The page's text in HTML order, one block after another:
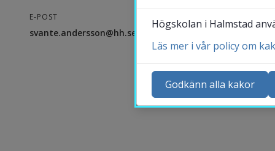
E-POST
svante.andersson@hh.se
Högskolan i Halmstad
Läs mer i vår policy om
Godkänn alla kakor